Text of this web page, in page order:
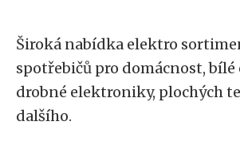
Široká nabídka elektro
spotřebičů pro domácnost, bílé
drobné elektroniky, plochých
dalšího.